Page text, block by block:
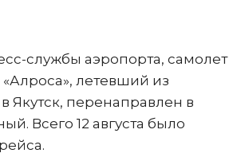
службы аэропорта, самолет
летевший из
Якутск, перенаправлен в
Всего 12 августа было